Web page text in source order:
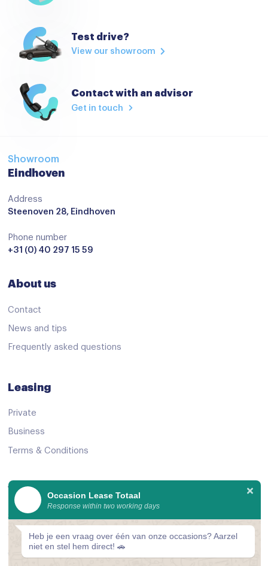
Parkeersensoren
parkeersensoren achter
verwarmde zijspiegels
Achteruitrijd camera
Audio installatie
Aux en USB Aansluiting
Bluetooth telefoonvoorbereiding
Bluetooth telefoonvoorbereiding
Multimedia-voorbereiding
Navigatie
Navigatiesysteem full map
Navigatie voorbereiding
Spraakbediening
Stuurwiel multifunctioneel
12Volt aansluiting
Achterbank in delen neerklapbaar
Airco (automatisch)
Armsteun achter
Armsteun voor
Test drive?
View our showroom
Contact with an advisor
Get in touch
Showroom
Eindhoven
Address
Steenoven 28, Eindhoven
Phone number
+31 (0) 40 297 15 59
About us
Contact
News and tips
Frequently asked questions
Leasing
Private
Business
Terms & Conditions
View Offer
See all cars
Good as new
Comparator
Occasion Lease Totaal
Response within two working days
Heb je een vraag over één van onze occasions? Aarzel
niet en stel hem direct! 🚗